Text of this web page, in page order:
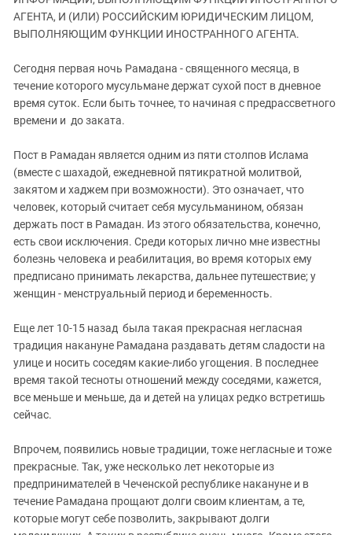
ЗАСТАВЛЯЕТ
КАВКАЗ ЗА ПАЛЕСТИНУ
МОБИЛИЗАЦИЯ И ПРОТЕСТЫ
Дагестан
Ингушетия
Калмыкия
Карачаево-Черкесия
Нагорный Карабах
Ростовская область
Северная Осетия - Алания
СКФО
Ставропольский край
Южная Осетия
Южный Кавказ
ЮФО
АГЕНТА, И (ИЛИ) РОССИЙСКИМ ЮРИДИЧЕСКИМ ЛИЦОМ,
ВЫПОЛНЯЮЩИМ ФУНКЦИИ ИНОСТРАННОГО АГЕНТА.
Сегодня первая ночь Рамадана - священного месяца, в
течение которого мусульмане держат сухой пост в дневное
время суток. Если быть точнее, то начиная с предрассветного
времени и до заката.
Пост в Рамадан является одним из пяти столпов Ислама
(вместе с шахадой, ежедневной пятикратной молитвой,
закятом и хаджем при возможности). Это означает, что
человек, который считает себя мусульманином, обязан
держать пост в Рамадан. Из этого обязательства, конечно,
есть свои исключения. Среди которых лично мне известны
болезнь человека и реабилитация, во время которых ему
предписано принимать лекарства, дальнее путешествие; у
женщин - менструальный период и беременность.
Еще лет 10-15 назад была такая прекрасная негласная
традиция накануне Рамадана раздавать детям сладости на
улице и носить соседям какие-либо угощения. В последнее
время такой тесноты отношений между соседями, кажется,
все меньше и меньше, да и детей на улицах редко встретишь
сейчас.
Впрочем, появились новые традиции, тоже негласные и тоже
прекрасные. Так, уже несколько лет некоторые из
предпринимателей в Чеченской республике накануне и в
течение Рамадана прощают долги своим клиентам, а те,
которые могут себе позволить, закрывают долги